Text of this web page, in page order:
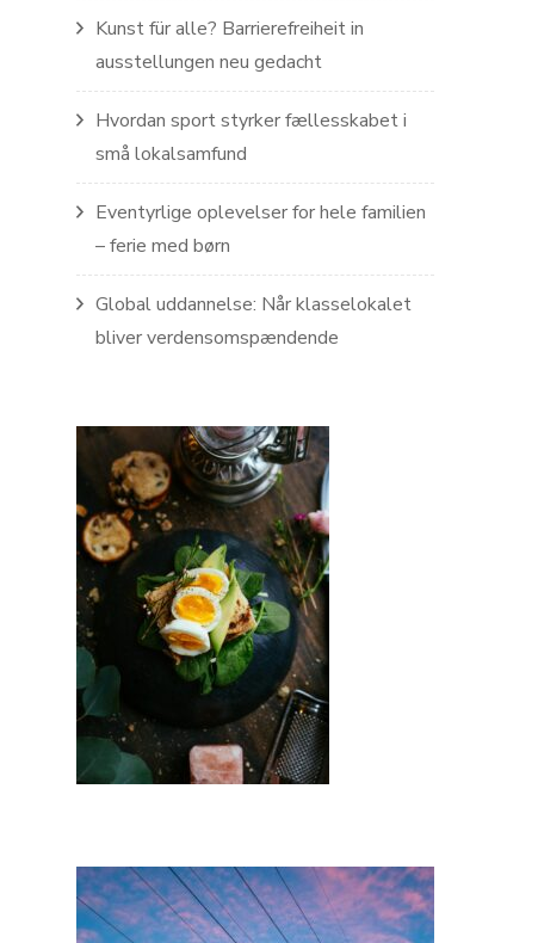
Kunst für alle? Barrierefreiheit in
ausstellungen neu gedacht
Hvordan sport styrker fællesskabet i
små lokalsamfund
Eventyrlige oplevelser for hele familien
– ferie med børn
Global uddannelse: Når klasselokalet
bliver verdensomspændende